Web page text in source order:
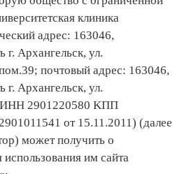
клиника
адрес: 163046,
г. Архангельск, ул.
почтовый адрес: 163046,
г. Архангельск, ул.
ИНН 2901220580 ΚΠΠ
от 15.11.2011) (далее
может получить о
использования им сайта